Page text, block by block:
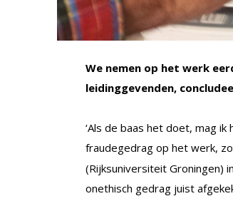
We nemen op het werk
leidinggevenden,
‘Als de baas het doet, mag
fraudegedrag op het werk,
(Rijksuniversiteit Groningen)
onethisch gedrag juist